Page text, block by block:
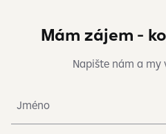
Mám zájem -
Napište nám a my
Jméno